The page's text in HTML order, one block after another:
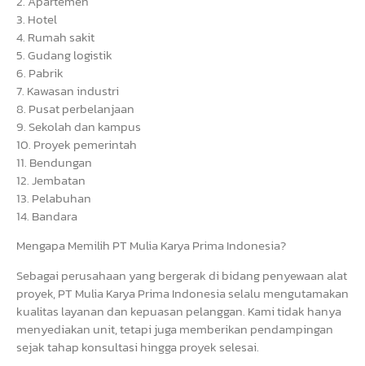
3. Hotel
4. Rumah sakit
5. Gudang logistik
6. Pabrik
7. Kawasan industri
8. Pusat perbelanjaan
9. Sekolah dan kampus
10. Proyek pemerintah
11. Bendungan
12. Jembatan
13. Pelabuhan
14. Bandara
Mengapa Memilih PT Mulia Karya Prima Indonesia?
Sebagai perusahaan yang bergerak di bidang penyewaan alat
proyek, PT Mulia Karya Prima Indonesia selalu mengutamakan
kualitas layanan dan kepuasan pelanggan. Kami tidak hanya
menyediakan unit, tetapi juga memberikan pendampingan
sejak tahap konsultasi hingga proyek selesai.